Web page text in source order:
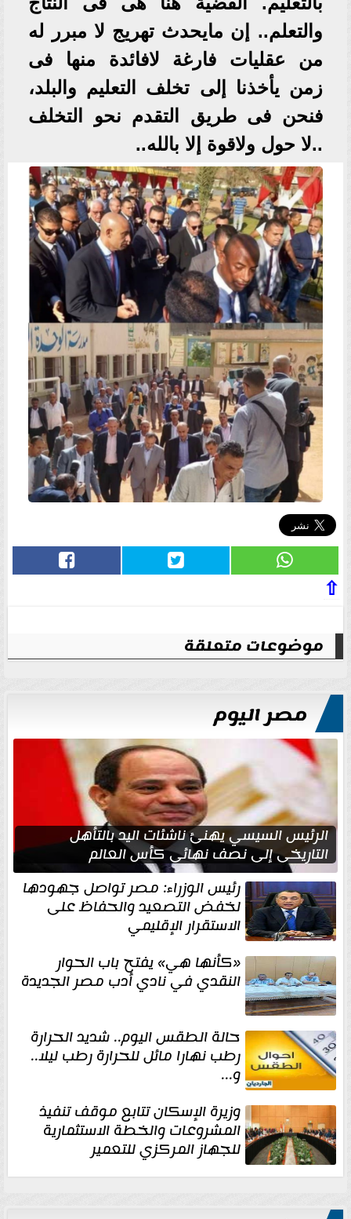
والتعلم.. إن مايحدث تهريج لا مبرر له
من عقليات فارغة لافائدة منها فى
زمن يأخذنا إلى تخلف التعليم والبلد،
فنحن فى طريق التقدم نحو التخلف
..لا حول ولاقوة إلا بالله..
⇧
موضوعات متعلقة
مصر اليوم
الرئيس السيسي يهنئ ناشئات اليد بالتأهل
التاريخي إلى نصف نهائي كأس العالم
رئيس الوزراء: مصر تواصل جهودها
لخفض التصعيد والحفاظ على
الاستقرار الإقليمي
«كأنها هي» يفتح باب الحوار
النقدي في نادي أدب مصر الجديدة
حالة الطقس اليوم.. شديد الحرارة
رطب نهارا مائل للحرارة رطب ليلا..
و...
وزيرة الإسكان تتابع موقف تنفيذ
المشروعات والخطة الاستثمارية
للجهاز المركزي للتعمير